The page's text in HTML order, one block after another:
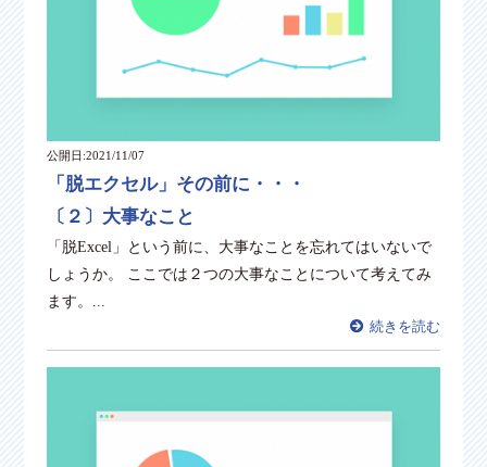
公開日:2021/11/07
「脱エクセル」その前に・・・
〔２〕大事なこと
「脱Excel」という前に、大事なことを忘れてはいないで
しょうか。 ここでは２つの大事なことについて考えてみ
ます。...
続きを読む